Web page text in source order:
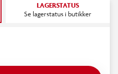
LAGERSTATUS
Se lagerstatus i butikker